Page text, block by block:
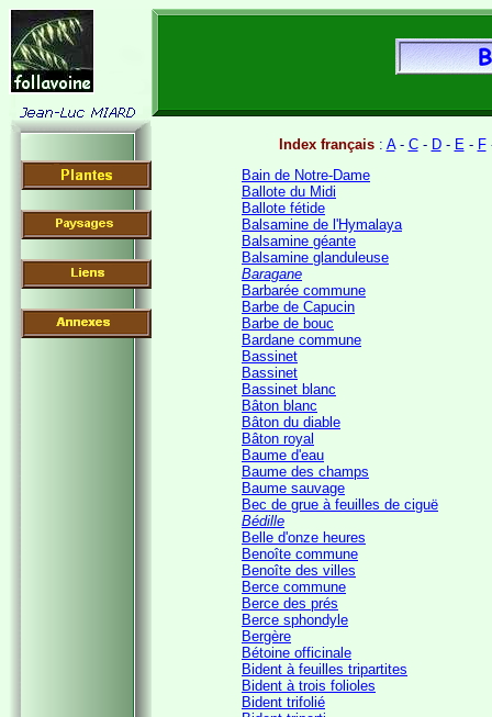
Index français: A- C- D- E- F
Bain de Notre-Dame
Ballote du Midi
Ballote fétide
Balsamine de l'Hymalaya
Balsamine géante
Balsamine glanduleuse
Baragane
Barbarée commune
Barbe de Capucin
Barbe de bouc
Bardane commune
Bassinet
Bassinet
Bassinet blanc
Bâton blanc
Bâton du diable
Bâton royal
Baume d'eau
Baume des champs
Baume sauvage
Bec de grue à feuilles de ciguë
Bédille
Belle d'onze heures
Benoîte commune
Benoîte des villes
Berce commune
Berce des prés
Berce sphondyle
Bergère
Bétoine officinale
Bident à feuilles tripartites
Bident à trois folioles
Bident trifolié